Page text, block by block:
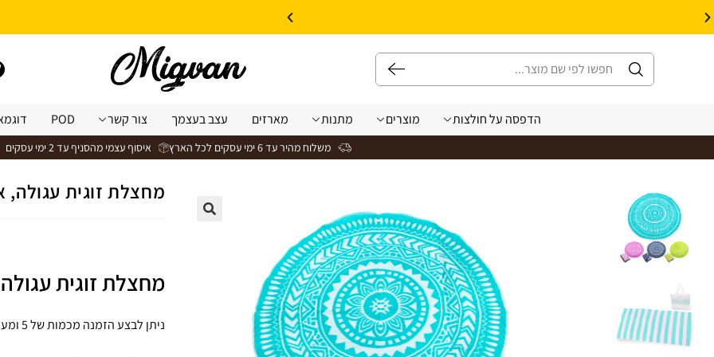
הדפסה על חולצות מוצרים מתנות מארזים עצב בעצמך צור קשר POD
משלוח מהיר עד 6 ימי עסקים לכל הארץ איסוף עצמי מהסניף עד 2 ימי עסקים
מחצלת זוגית עגולה,
מחצלת זוגית
ניתן לבצע הזמנה מכמות של 5 ומעלה פנו אלינו לביצוע ההזמנה בווטסאפ